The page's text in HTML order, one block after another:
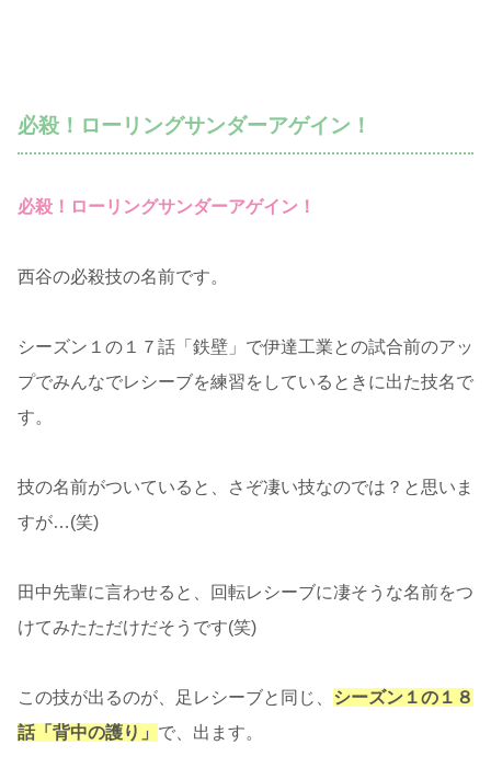
必殺！ローリングサンダーアゲイン！
必殺！ローリングサンダーアゲイン！
西谷の必殺技の名前です。
シーズン１の１７話「鉄壁」で伊達工業との試合前のアッ
プでみんなでレシーブを練習をしているときに出た技名で
す。
技の名前がついていると、さぞ凄い技なのでは？と思いま
すが…(笑)
田中先輩に言わせると、回転レシーブに凄そうな名前をつ
けてみたただけだそうです(笑)
この技が出るのが、足レシーブと同じ、
シーズン１の１８
話「背中の護り」 で、出ます。